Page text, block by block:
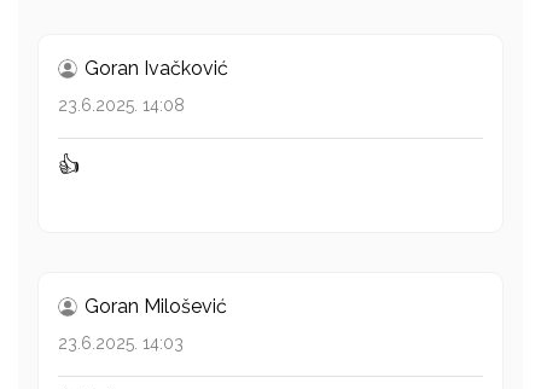
Goran Ivačković
23.6.2025. 14:08
👍
Goran Milošević
23.6.2025. 14:03